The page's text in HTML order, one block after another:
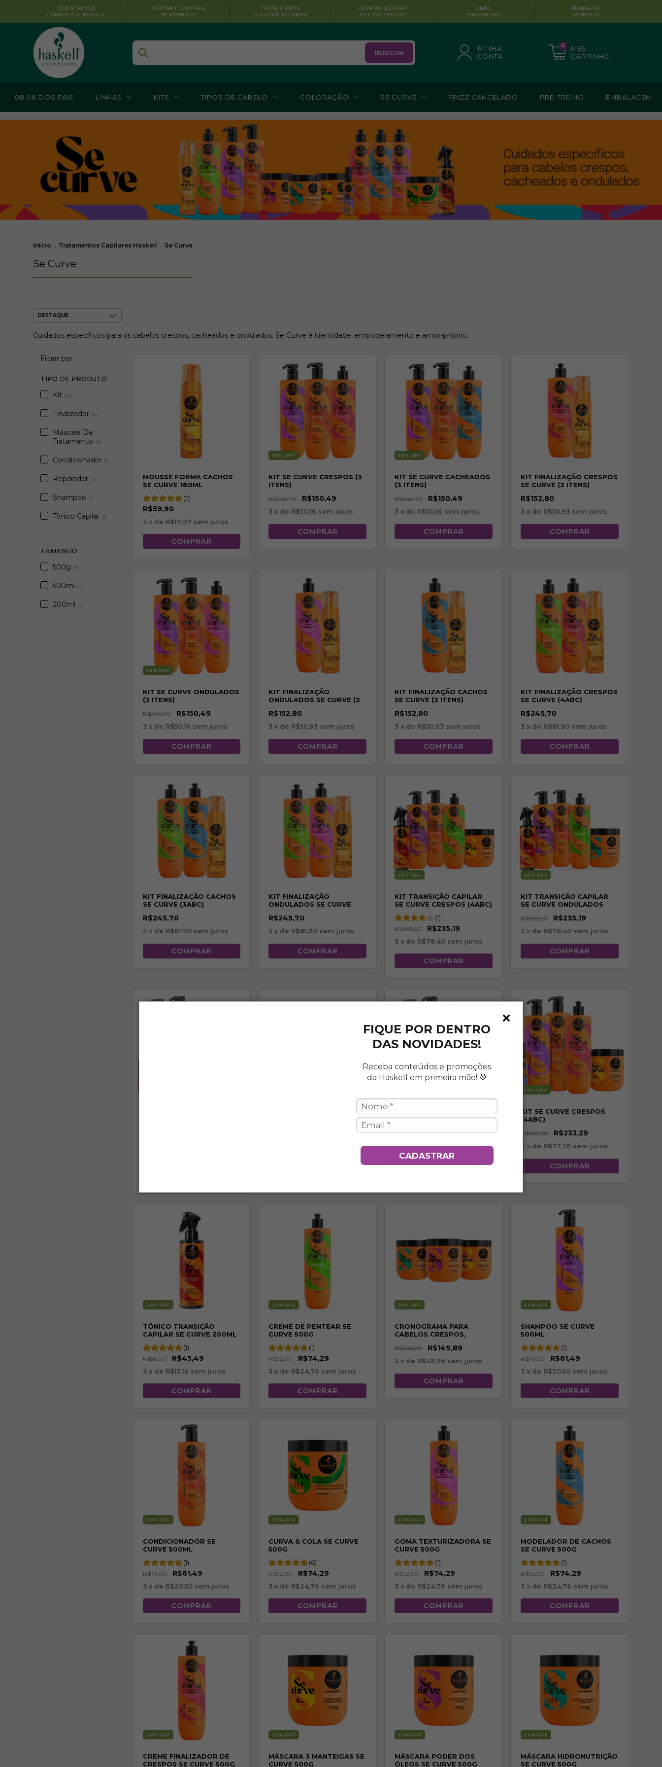
FIQUE POR DENTRO
DAS NOVIDADES!
Receba conteúdos e promoções
da Haskell em primeira mão! 💚
CADASTRAR
QUEM SOMOS
CONHEÇA A HASKELL
CUPOM 1ª COMPRA
BEMVINDO10
FRETE GRÁTIS
A PARTIR DE R$199
COMPRA SEGURA
SITE PROTEGIDO
ONDE
ENCONTRAR
TRABALHE
CONOSCO
BUSCAR
MINHA
CONTA
MEU
CARRINHO
0
08.08 DOS PAIS LINHAS KITS TIPOS DE CABELO COLORAÇÃO SE CURVE FRIZZ CANCELADO PRÉ-TREINO EMBALAGEM
Início . Tratamentos Capilares Haskell . Se Curve
Se Curve
Cuidados específicos para os cabelos crespos, cacheados e ondulados. Se Curve é identidade, empoderamento e amor-próprio.
Filtrar por
TIPO DE PRODUTO
Kit (16)
Finalizador (6)
Máscara De
Tratamento (4)
Condicionador (1)
Reparador (1)
Shampoo (1)
Tônico Capilar (1)
TAMANHO
500g (9)
500ml (2)
200ml (1)
MOUSSE FORMA CACHOS
SE CURVE 180ML
(2)
R$59,90
3 x de R$19,97 sem juros
39% OFF
KIT SE CURVE CRESPOS (3
ITENS)
R$246,70 R$150,49
3 x de R$50,16 sem juros
39% OFF
KIT SE CURVE CACHEADOS
(3 ITENS)
R$246,70 R$150,49
3 x de R$50,16 sem juros
KIT FINALIZAÇÃO CRESPOS
SE CURVE (2 ITENS)
R$152,80
3 x de R$50,93 sem juros
39% OFF
KIT SE CURVE ONDULADOS
(3 ITENS)
R$246,70 R$150,49
3 x de R$50,16 sem juros
KIT FINALIZAÇÃO
ONDULADOS SE CURVE (2
R$152,80
3 x de R$50,93 sem juros
KIT FINALIZAÇÃO CACHOS
SE CURVE (2 ITENS)
R$152,80
3 x de R$50,93 sem juros
KIT FINALIZAÇÃO CRESPOS
SE CURVE (4ABC)
R$245,70
3 x de R$81,90 sem juros
KIT FINALIZAÇÃO CACHOS
SE CURVE (3ABC)
R$245,70
3 x de R$81,90 sem juros
KIT FINALIZAÇÃO
ONDULADOS SE CURVE
R$245,70
3 x de R$81,90 sem juros
39% OFF
KIT TRANSIÇÃO CAPILAR
SE CURVE CRESPOS (4ABC)
(1)
R$385,50 R$235,19
3 x de R$78,40 sem juros
39% OFF
KIT TRANSIÇÃO CAPILAR
SE CURVE ONDULADOS
R$385,50 R$235,19
3 x de R$78,40 sem juros
KIT TRANSIÇÃO CAPILAR
(3ABC)
R$382,50 R$233,29
3 x deR$77,76 sem juros
39% OFF
KIT SE CURVE CRESPOS
(4ABC)
R$382,50 R$233,29
3 x de R$77,76 sem juros
20% OFF
TÔNICO TRANSIÇÃO
CAPILAR SE CURVE 200ML
(1)
R$56,90 R$45,49
3 x de R$15,16 sem juros
20% OFF
CREME DE PENTEAR SE
CURVE 500G
(1)
R$92,90 R$74,29
3 x de R$24,76 sem juros
39% OFF
CRONOGRAMA PARA
CABELOS CRESPOS,
ONDULADOS 500G
R$245,70 R$149,89
3 x de R$49,96 sem juros
20% OFF
SHAMPOO SE CURVE
500ML
(1)
R$76,90 R$61,49
3 x de R$20,50 sem juros
20% OFF
CONDICIONADOR SE
CURVE 500ML
(1)
R$76,90 R$61,49
3 x de R$20,50 sem juros
20% OFF
CURVA & COLA SE CURVE
500G
(6)
R$92,90 R$74,29
3 x de R$24,76 sem juros
20% OFF
GOMA TEXTURIZADORA SE
CURVE 500G
(1)
R$92,90 R$74,29
3 x de R$24,76 sem juros
20% OFF
MODELADOR DE CACHOS
SE CURVE 500G
(1)
R$92,90 R$74,29
3 x de R$24,76 sem juros
20% OFF
CREME FINALIZADOR DE
CRESPOS SE CURVE 500G
20% OFF
MÁSCARA 3 MANTEIGAS SE
CURVE 500G
20% OFF
MÁSCARA PODER DOS
ÓLEOS SE CURVE 500G
20% OFF
MÁSCARA HIDRONUTRIÇÃO
SE CURVE 500G